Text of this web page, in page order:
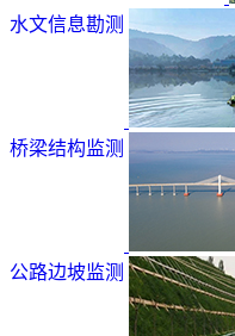
水文信息勘测
桥梁结构监测
公路边坡监测